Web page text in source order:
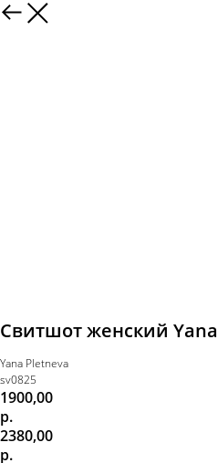
Свитшот женский
Yana Pletneva
sv0825
1900,00
р.
2380,00
р.